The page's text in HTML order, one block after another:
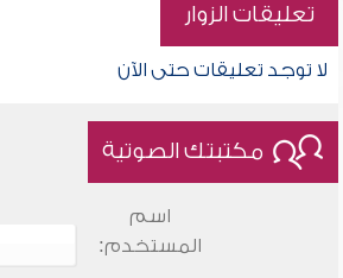
تعليقات الزوار
لا توجد تعليقات حتى الآن
مكتبتك الصوتية
اسم
المستخدم: